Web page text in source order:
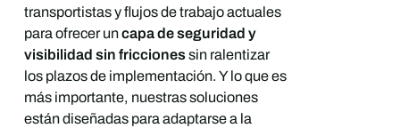
transportistas y flujos de trabajo actuales
para ofrecer uncapa de seguridad y
visibilidad sin friccionessin ralentizar
los plazos de implementación. Y lo que es
más importante, nuestras soluciones
están diseñadas para adaptarse a la